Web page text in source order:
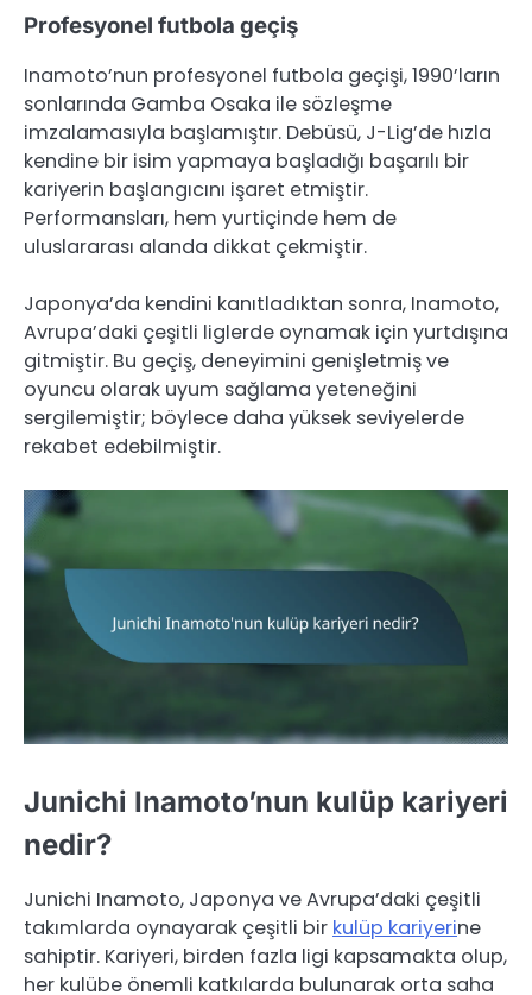
Profesyonel futbola geçiş
Inamoto’nun profesyonel futbola geçişi, 1990’ların
sonlarında Gamba Osaka ile sözleşme
imzalamasıyla başlamıştır. Debüsü, J-Lig’de hızla
kendine bir isim yapmaya başladığı başarılı bir
kariyerin başlangıcını işaret etmiştir.
Performansları, hem yurtiçinde hem de
uluslararası alanda dikkat çekmiştir.
Japonya’da kendini kanıtladıktan sonra, Inamoto,
Avrupa’daki çeşitli liglerde oynamak için yurtdışına
gitmiştir. Bu geçiş, deneyimini genişletmiş ve
oyuncu olarak uyum sağlama yeteneğini
sergilemiştir; böylece daha yüksek seviyelerde
rekabet edebilmiştir.
Junichi Inamoto’nun kulüp kariyeri
nedir?
Junichi Inamoto, Japonya ve Avrupa’daki çeşitli
takımlarda oynayarak çeşitli bir kulüp kariyerine
sahiptir. Kariyeri, birden fazla ligi kapsamakta olup,
her kulübe önemli katkılarda bulunarak orta saha